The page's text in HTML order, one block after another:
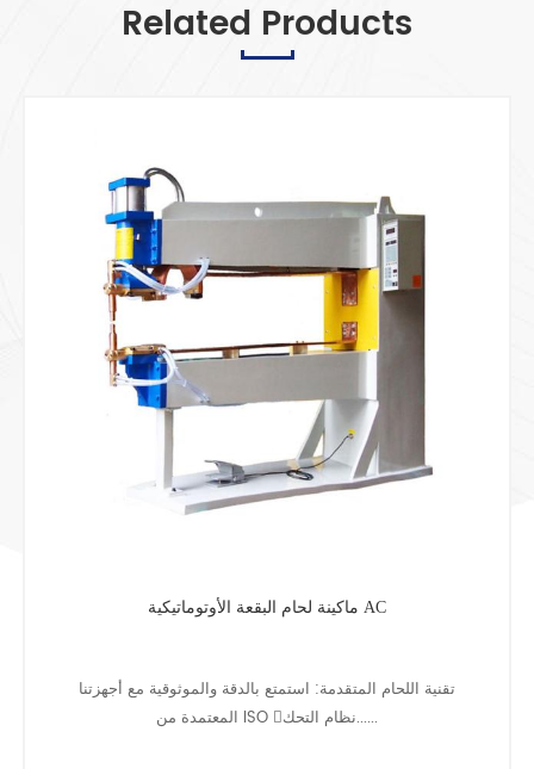
Related Products
ماكينة لحام البقعة الأوتوماتيكية AC
تقنية اللحام المتقدمة: استمتع بالدقة والموثوقية مع أجهزتنا
المعتمدة من ISO نظام التحك......